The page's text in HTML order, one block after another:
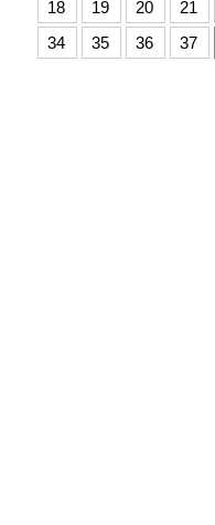
18
19 20 21
34
35 36 37